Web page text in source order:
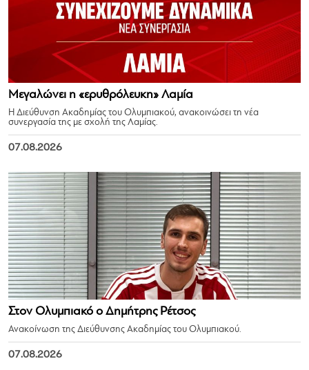
Μεγαλώνει η «ερυθρόλευκη» Λαμία
Η Διεύθυνση Ακαδημίας του Ολυμπιακού, ανακοινώσει τη νέα
συνεργασία της με σχολή της Λαμίας.
07.08.2026
Στον Ολυμπιακό ο Δημήτρης Ρέτσος
Ανακοίνωση της Διεύθυνσης Ακαδημίας του Ολυμπιακού.
07.08.2026